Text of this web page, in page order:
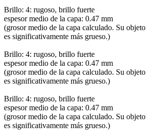
Brillo: 4: rugoso, brillo fuerte
espesor medio de la capa: 0.47 mm
(grosor medio de la capa calculado. Su objeto
es significativamente más grueso.)
Brillo: 4: rugoso, brillo fuerte
espesor medio de la capa: 0.47 mm
(grosor medio de la capa calculado. Su objeto
es significativamente más grueso.)
Brillo: 4: rugoso, brillo fuerte
espesor medio de la capa: 0.47 mm
(grosor medio de la capa calculado. Su objeto
es significativamente más grueso.)